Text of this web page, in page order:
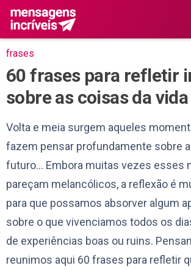
frases
60 frases para refletir
sobre as coisas da vida
Volta e meia surgem aqueles
fazem pensar profundamente sobre
futuro… Embora muitas vezes esses
pareçam melancólicos, a reflexão é
para que possamos absorver algum
sobre o que vivenciamos todos os
de experiências boas ou ruins.
reunimos aqui 60 frases para refletir